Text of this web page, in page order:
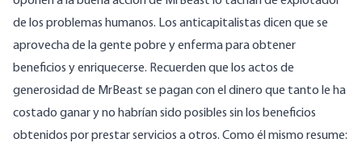
de los problemas humanos. Los anticapitalistas dicen que se
aprovecha de la gente pobre y enferma para obtener
beneficios y enriquecerse. Recuerden que los actos de
generosidad de MrBeast se pagan con el dinero que tanto le ha
costado ganar y no habrían sido posibles sin los beneficios
obtenidos por prestar servicios a otros. Como él mismo resume: